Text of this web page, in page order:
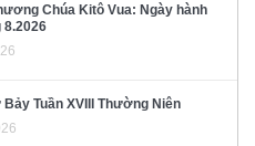
Chúa Kitô Vua: Ngày hành
8.2026
Tuần XVIII Thường Niên